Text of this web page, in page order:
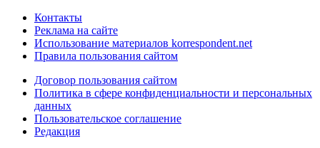
Контакты
Реклама на сайте
Использование материалов korrespondent.net
Правила пользования сайтом
Договор пользования сайтом
Политика в сфере конфиденциальности и персональных
данных
Пользовательское соглашение
Редакция